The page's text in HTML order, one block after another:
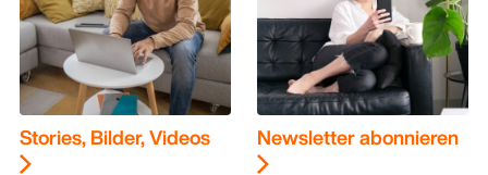
Stories, Bilder, Videos Newsletter abonnieren